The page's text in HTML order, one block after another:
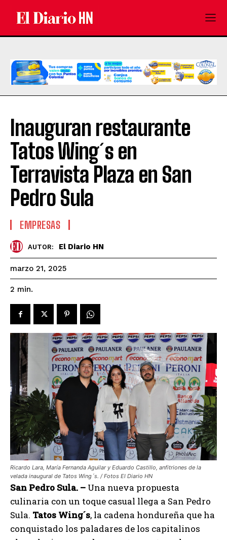
Inauguran restaurante
Tatos Wing´s en
Terravista Plaza en San
Pedro Sula
EMPRESAS
AUTOR: El Diario HN
marzo 21, 2025
2 min.
Ricardo Lara, María Fernanda Aguilar y Eduardo Castillo, anfitriones de la
velada inaugural de Tatos Wing´s. / Fotos El Diario HN
San Pedro Sula. – Una nueva propuesta
culinaria con un toque casual llega a San Pedro
Sula. Tatos Wing´s, la cadena hondureña que ha
conquistado los paladares de los capitalinos